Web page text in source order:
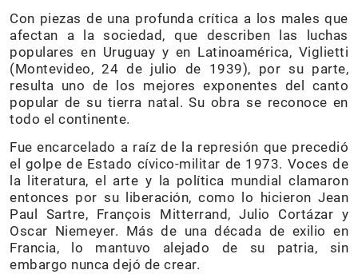
Con piezas de una profunda crítica a los males que
afectan a la sociedad, que describen las luchas
populares en Uruguay y en Latinoamérica, Viglietti
(Montevideo, 24 de julio de 1939), por su parte,
resulta uno de los mejores exponentes del canto
popular de su tierra natal. Su obra se reconoce en
todo el continente.
Fue encarcelado a raíz de la represión que precedió
el golpe de Estado cívico-militar de 1973. Voces de
la literatura, el arte y la política mundial clamaron
entonces por su liberación, como lo hicieron Jean
Paul Sartre, François Mitterrand, Julio Cortázar y
Oscar Niemeyer. Más de una década de exilio en
Francia, lo mantuvo alejado de su patria, sin
embargo nunca dejó de crear.